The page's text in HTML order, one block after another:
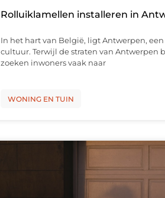
Rolluiklamellen installeren in
In het hart van België, ligt Antwerpen,
cultuur. Terwijl de straten van Antwerpen
zoeken inwoners vaak naar
WONING EN TUIN